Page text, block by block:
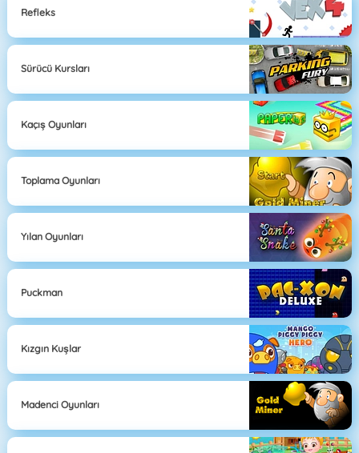
Refleks
Sürücü Kursları
Kaçış Oyunları
Toplama Oyunları
Yılan Oyunları
Puckman
Kızgın Kuşlar
Madenci Oyunları